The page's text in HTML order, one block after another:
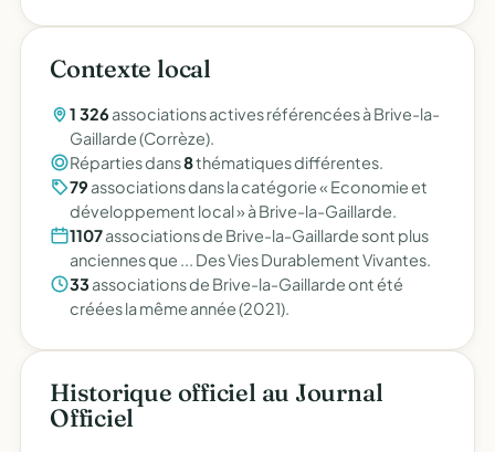
Contexte local
1 326 associations actives référencées à Brive-la-
Gaillarde (Corrèze).
Réparties dans8thématiques différentes.
79 associations dans la catégorie « Economie et
développement local » à Brive-la-Gaillarde.
1107associations de Brive-la-Gaillarde sont plus
anciennes que ... Des Vies Durablement Vivantes.
33associations de Brive-la-Gaillarde ont été
créées la même année (2021).
Historique officiel au Journal
Officiel